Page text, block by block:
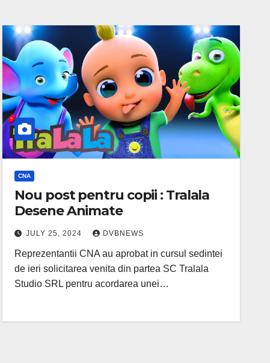
CNA
Nou post pentru copii : Tralala
Desene Animate
JULY 25, 2024 DVBNEWS
Reprezentantii CNA au aprobat in cursul sedintei
de ieri solicitarea venita din partea SC Tralala
Studio SRL pentru acordarea unei…